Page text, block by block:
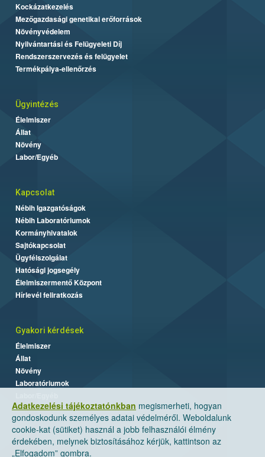
Adatkezelési tájékoztatónkban megismerheti, hogyan
gondoskodunk személyes adatai védelméről. Weboldalunk
cookie-kat (sütiket) használ a jobb felhasználói élmény
érdekében, melynek biztosításához kérjük, kattintson az
„Elfogadom” gombra.
Kockázatkezelés
Mezőgazdasági genetikai erőforrások
Növényvédelem
Nyilvántartási és Felügyeleti Díj
Rendszerszervezés és felügyelet
Termékpálya-ellenőrzés
Ügyintézés
Élelmiszer
Állat
Növény
Labor/Egyéb
Kapcsolat
Nébih Igazgatóságok
Nébih Laboratóriumok
Kormányhivatalok
Sajtókapcsolat
Ügyfélszolgálat
Hatósági jogsegély
Élelmiszermentő Központ
Hírlevél feliratkozás
Gyakori kérdések
Élelmiszer
Állat
Növény
Laboratóriumok